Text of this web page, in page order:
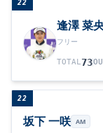
22
逢澤 菜
フリー
TOTAL73
22
坂下 一咲 AM